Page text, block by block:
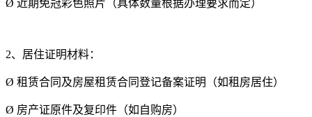
Ø 近期免冠彩色照片（具体数量根据办理要求而定）
2、居住证明材料：
Ø 租赁合同及房屋租赁合同登记备案证明（如租房居住）
Ø 房产证原件及复印件（如自购房）